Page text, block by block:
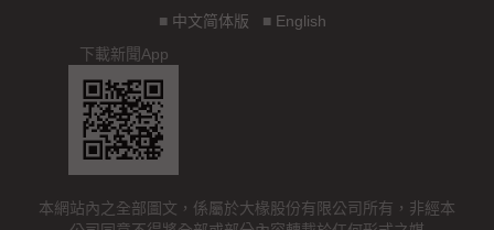
■ 中文简体版 ■ English
下載新聞App
本網站內之全部圖文，係屬於大椽股份有限公司所有，非經本